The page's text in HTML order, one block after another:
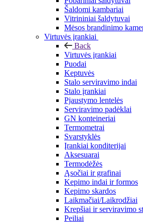
Šaldomi kambariai
Vitrininiai šaldytuvai
Mėsos brandinimo
Virtuvės įrankiai
Back
Virtuvės įrankiai
Puodai
Keptuvės
Stalo serviravimo indai
Stalo įrankiai
Pjaustymo lentelės
Serviravimo padėklai
GN konteineriai
Termometrai
Svarstyklės
Įrankiai konditerijai
Aksesuarai
Termodėžės
Ąsočiai ir grafinai
Kepimo indai ir formos
Kepimo skardos
Laikmačiai/Laikrodžiai
Krepšiai ir serviravimo
Peiliai